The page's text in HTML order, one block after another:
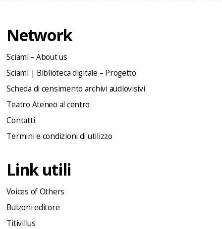
Network
Sciami – About us
Sciami | Biblioteca digitale – Progetto
Scheda di censimento archivi audiovisivi
Teatro Ateneo al centro
Contatti
Termini e condizioni di utilizzo
Link utili
Voices of Others
Bulzoni editore
Titivillus